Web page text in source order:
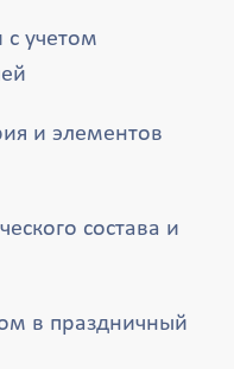
учетом
и элементов
состава и
в праздничный